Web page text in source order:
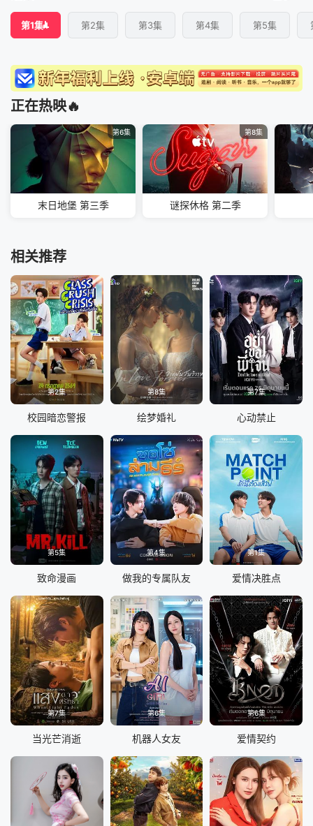
第1集 第2集 第3集 第4集 第5集
正在热映🔥
第6集
末日地堡 第三季
第8集
谜探休格 第二季
相关推荐
第2集
校园暗恋警报
第8集
绘梦婚礼
第7集
心动禁止
第5集
致命漫画
第4集
做我的专属队友
第1集
爱情决胜点
第7集
当光芒消逝
第6集
机器人女友
第6集
爱情契约